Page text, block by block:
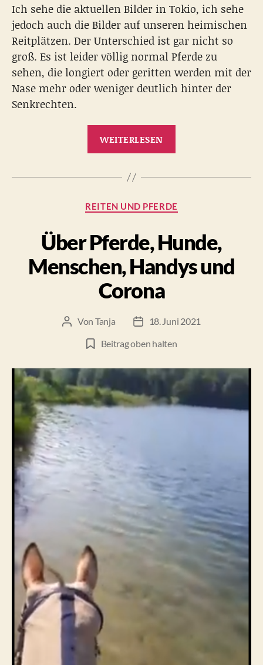
Ich sehe die aktuellen Bilder in Tokio, ich sehe
jedoch auch die Bilder auf unseren heimischen
Reitplätzen. Der Unterschied ist gar nicht so
groß. Es ist leider völlig normal Pferde zu
sehen, die longiert oder geritten werden mit der
Nase mehr oder weniger deutlich hinter der
Senkrechten.
WEITERLESEN
Die
gehört
die
Senkrechte.“
Kategorien
REITEN UND PFERDE
Über Pferde, Hunde,
Menschen, Handys und
Corona
Beitragsautor
Von Tanja Beitragsdatum
18. Juni 2021
Beitrag oben halten